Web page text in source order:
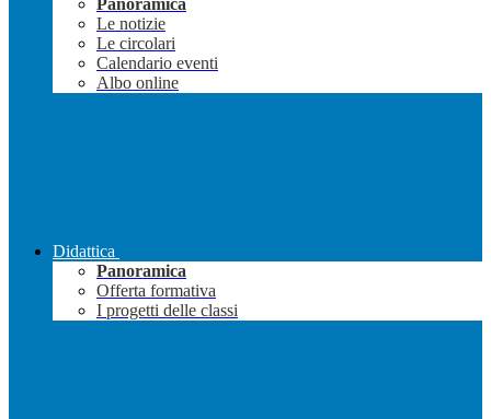
Panoramica
Le notizie
Le circolari
Calendario eventi
Albo online
Didattica
Panoramica
Offerta formativa
I progetti delle classi